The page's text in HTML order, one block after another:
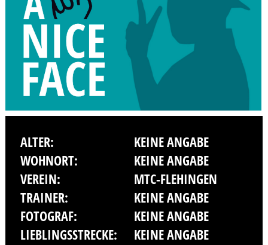
ALTER:
KEINE ANGABE
WOHNORT:
KEINE ANGABE
VEREIN:
MTC-FLEHINGEN
TRAINER:
KEINE ANGABE
FOTOGRAF:
KEINE ANGABE
LIEBLINGSSTRECKE:
KEINE ANGABE